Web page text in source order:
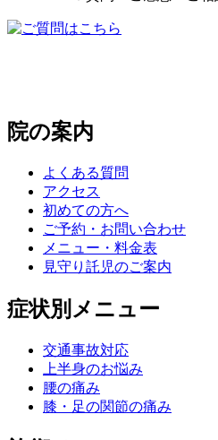
院の案内
よくある質問
アクセス
初めての方へ
ご予約・お問い合わせ
メニュー・料金表
見守り託児のご案内
症状別メニュー
交通事故対応
上半身のお悩み
腰の痛み
膝・足の関節の痛み